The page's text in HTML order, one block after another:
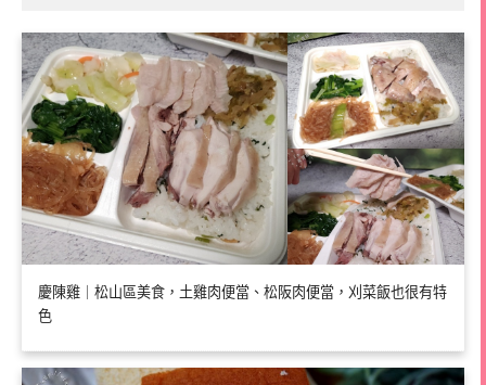
慶陳雞｜松山區美食，土雞肉便當、松阪肉便當，刈菜飯也很有特
色